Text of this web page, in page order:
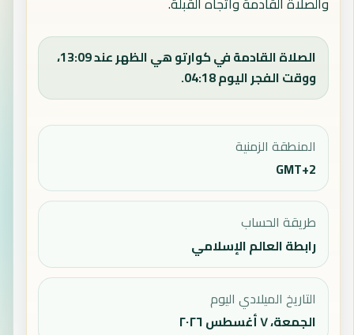
الصلاة القادمة في كوارتو هي الظهر عند 13:09،
ووقت الفجر اليوم 04:18.
المنطقة الزمنية
GMT+2
طريقة الحساب
رابطة العالم الإسلامي
التاريخ الميلادي اليوم
الجمعة، ٧ أغسطس ٢٠٢٦